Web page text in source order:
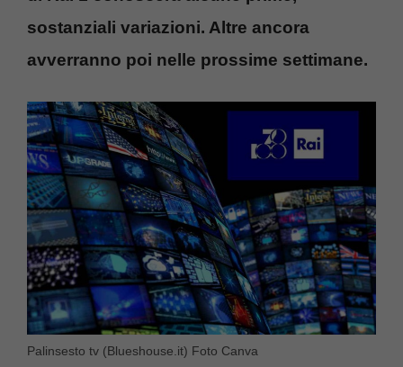
sostanziali variazioni. Altre ancora
avverranno poi nelle prossime settimane.
Palinsesto tv (Blueshouse.it) Foto Canva